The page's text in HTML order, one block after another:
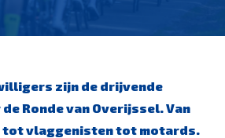
zijn de drijvende
Ronde van Overijssel. Van
tot vlaggenisten tot motards.